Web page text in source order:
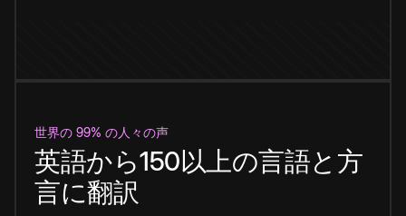
世界の 99% の人々の声
英語から150以上の言語と方
言に翻訳